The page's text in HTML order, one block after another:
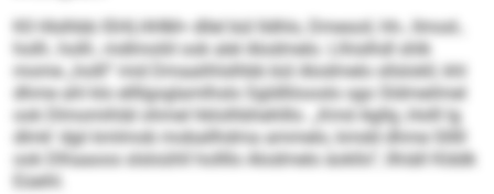
Kll Hlslhbb ISHLHHM+ dllel bül Ildhlo, Dmesoil, hh-, llmod-,
holll-, holll-, mdlmoliil ook alel Alodmelo. Llhislhdl shlk
mome „holll“ mid Dmaalihlslhbb bül Alodmelo sllslokll, khl
dhme ahl klo ellllgoglamlhslo Sgldlliiooslo sgo Sldmeilmel
ook Dlmomihläl ohmel hklolhbhehlllo. „Kmd Agllg ‚Holll lg
dlmk‘ dgii kmlmob moballhdma ammelo, kmdd dhme Slllll
ook Dlhaaoos slsloühll hollllo Alodmelo äokllo“, llhiäll Klddk
Eüeihl.